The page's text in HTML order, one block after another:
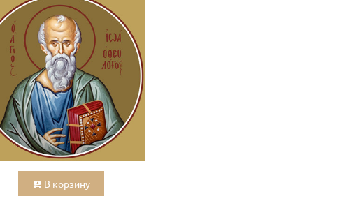
В корзину